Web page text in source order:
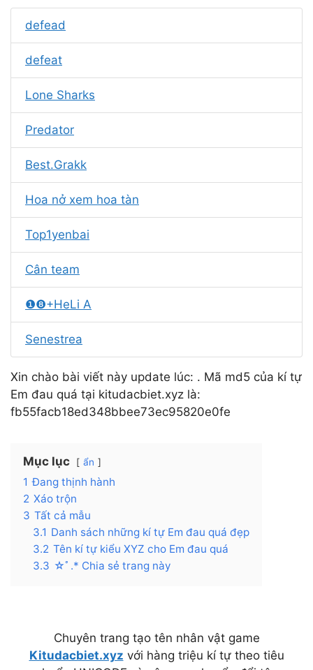
defead
defeat
Lone Sharks
Predator
Best.Grakk
Hoa nở xem hoa tàn
Top1yenbai
Cân team
❶❽+HeLi A
Senestrea
Xin chào bài viết này update lúc: . Mã md5 của kí tự
Em đau quá tại kitudacbiet.xyz là:
fb55facb18ed348bbee73ec95820e0fe
Mục lục ẩn
1 Đang thịnh hành
2 Xáo trộn
3 Tất cả mẫu
3.1 Danh sách những kí tự Em đau quá đẹp
3.2 Tên kí tự kiểu XYZ cho Em đau quá
3.3 ☆ﾟ.* Chia sẻ trang này
Chuyên trang tạo tên nhân vật game
Kitudacbiet.xyz với hàng triệu kí tự theo tiêu